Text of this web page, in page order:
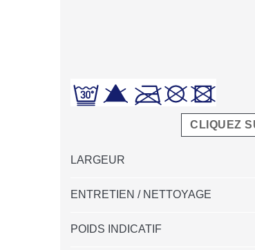
CLIQUEZ
LARGEUR
ENTRETIEN / NETTOYAGE
POIDS INDICATIF